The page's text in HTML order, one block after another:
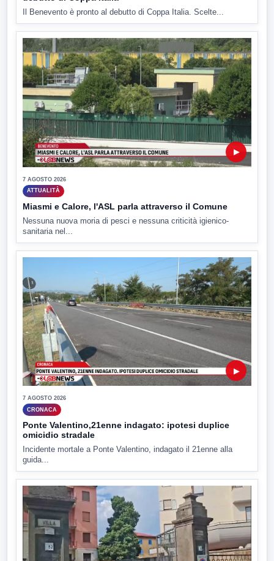
Il Benevento è pronto al debutto di Coppa Italia. Scelte...
▶
7 AGOSTO 2026
ATTUALITÀ
Miasmi e Calore, l'ASL parla attraverso il Comune
Nessuna nuova moria di pesci e nessuna criticità igienico-
sanitaria nel...
▶
7 AGOSTO 2026
CRONACA
Ponte Valentino,21enne indagato: ipotesi duplice
omicidio stradale
Incidente mortale a Ponte Valentino, indagato il 21enne alla
guida...